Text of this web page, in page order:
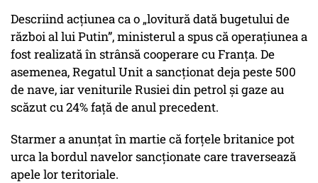
Descriind acțiunea ca o „lovitură dată bugetului de
război al lui Putin”, ministerul a spus că operațiunea a
fost realizată în strânsă cooperare cu Franța. De
asemenea, Regatul Unit a sancționat deja peste 500
de nave, iar veniturile Rusiei din petrol și gaze au
scăzut cu 24% față de anul precedent.
Starmer a anunțat în martie că forțele britanice pot
urca la bordul navelor sancționate care traversează
apele lor teritoriale.